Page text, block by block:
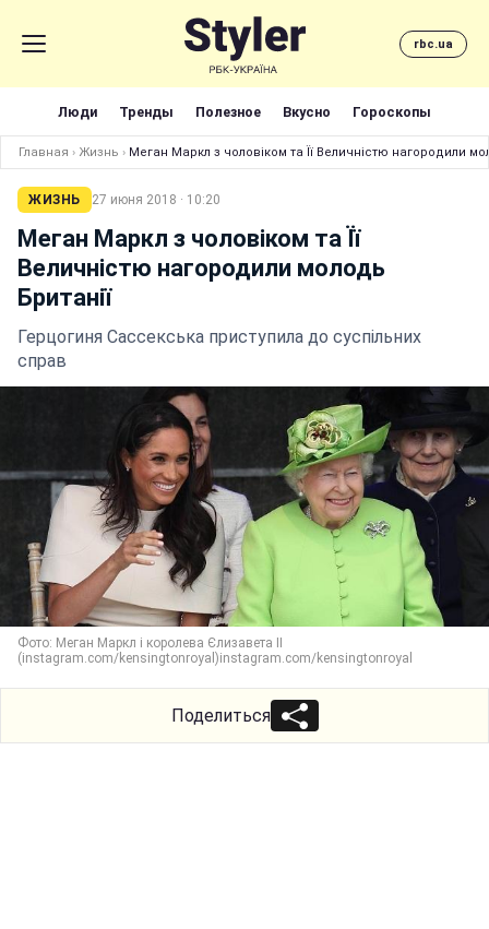
rbc.ua
Люди Тренды Полезное Вкусно Гороскопы
Главная › Жизнь › Меган Маркл з чоловіком та Її Величністю нагородили
ЖИЗНЬ 27 июня 2018 · 10:20
Меган Маркл з чоловіком та Її
Величністю нагородили молодь
Британії
Герцогиня Сассекська приступила до суспільних
справ
Фото: Меган Маркл і королева Єлизавета II
(instagram.com/kensingtonroyal)instagram.com/kensingtonroyal
Поделиться